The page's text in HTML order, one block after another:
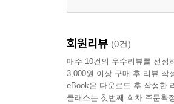
회원리뷰 (0건)
매주 10건의 우수리뷰를 선정
3,000원 이상 구매 후 리뷰 작
eBook은 다운로드 후 작성한
클래스는 첫번째 회차 주문확